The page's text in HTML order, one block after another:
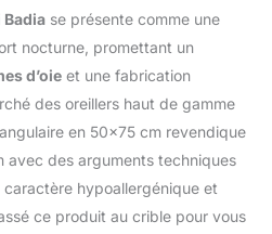
Badia se présente comme une
nocturne, promettant un
d’oie et une fabrication
des oreillers haut de gamme
en 50×75 cm revendique
avec des arguments techniques
hypoallergénique et
ce produit au crible pour vous